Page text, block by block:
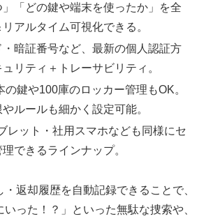
」「どの鍵や端末を使ったか」を全
アルタイム可視化できる。
暗証番号など、最新の個人認証方
リティ＋トレーサビリティ。
の鍵や100庫のロッカー管理もOK。
ルールも細かく設定可能。
レット・社用スマホなども同様にセ
できるラインナップ。
返却履歴を自動記録できることで、
いった！？」といった無駄な捜索や、